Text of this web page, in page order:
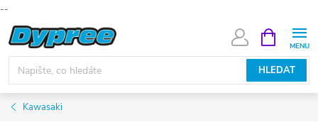
--
Přejít
na
obsah
HLEDAT
NÁKUPNÍ
KOŠÍK
Kawasaki